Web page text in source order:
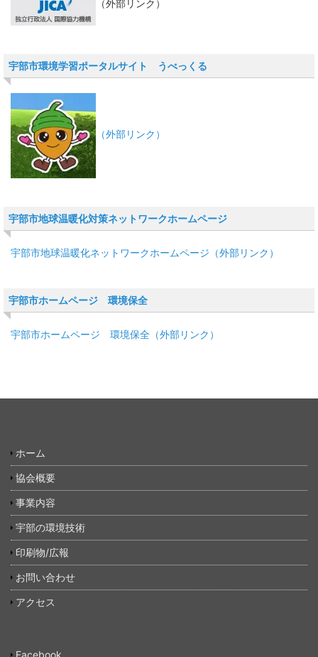
（外部リンク）
宇部市環境学習ポータルサイト うべっくる
（外部リンク）
宇部市地球温暖化対策ネットワークホームページ
宇部市地球温暖化ネットワークホームページ（外部リンク）
宇部市ホームページ 環境保全
宇部市ホームページ 環境保全（外部リンク）
ホーム
協会概要
事業内容
宇部の環境技術
印刷物/広報
お問い合わせ
アクセス
Facebook